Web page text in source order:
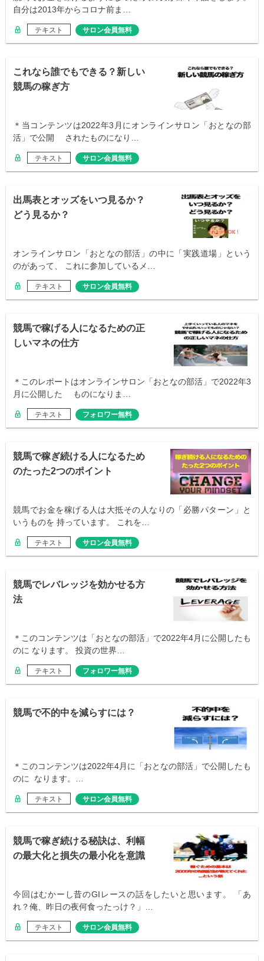
自分は2013年からコロナ前ま…
テキスト サロン会員無料
これなら誰でもできる？新しい
競馬の稼ぎ方
＊当コンテンツは2022年3月にオンラインサロン「おとなの部
活」で公開 されたものになり…
テキスト サロン会員無料
出馬表とオッズをいつ見るか？
どう見るか？
オンラインサロン「おとなの部活」の中に「実践道場」という
のがあって、 これに参加しているメ…
テキスト サロン会員無料
競馬で稼げる人になるための正
しいマネの仕方
＊このレポートはオンラインサロン「おとなの部活」で2022年3
月に公開した ものになりま…
テキスト フォロワー無料
競馬で稼ぎ続ける人になるため
のたった2つのポイント
競馬でお金を稼げる人は大抵その人なりの「必勝パターン」と
いうものを 持っています。 これを…
テキスト サロン会員無料
競馬でレバレッジを効かせる方
法
＊このコンテンツは「おとなの部活」で2022年4月に公開したも
のに なります。 投資の世界…
テキスト フォロワー無料
競馬で不的中を減らすには？
＊このコンテンツは2022年4月に「おとなの部活」で公開したも
のに なります。…
テキスト サロン会員無料
競馬で稼ぎ続ける秘訣は、利幅
の最大化と損失の最小化を意識
今回はむかーし昔のGIレースの話をしたいと思います。 「あ
れ？俺、昨日の夜何食ったっけ？」…
テキスト サロン会員無料